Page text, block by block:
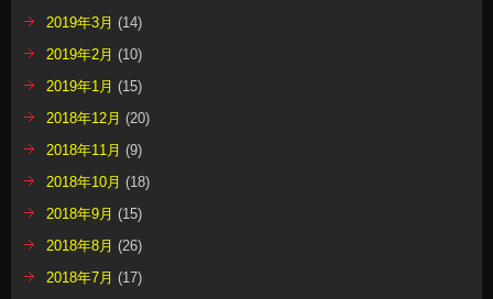
2019年3月 (14)
2019年2月 (10)
2019年1月 (15)
2018年12月 (20)
2018年11月 (9)
2018年10月 (18)
2018年9月 (15)
2018年8月 (26)
2018年7月 (17)